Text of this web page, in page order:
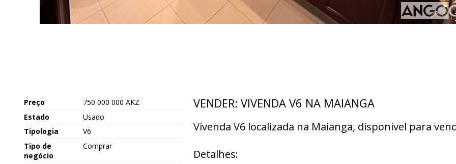
Preço
750 000 000 AKZ
Estado
Usado
Tipologia
V6
Tipo de
negócio
Comprar
VENDER: VIVENDA V6 NA MAIANGA
Vivenda V6 localizada na Maianga, disponível para
Detalhes: